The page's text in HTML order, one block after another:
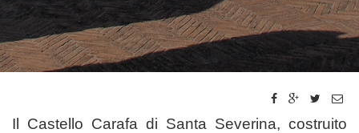
Il Castello Carafa di Santa Severina, costruito